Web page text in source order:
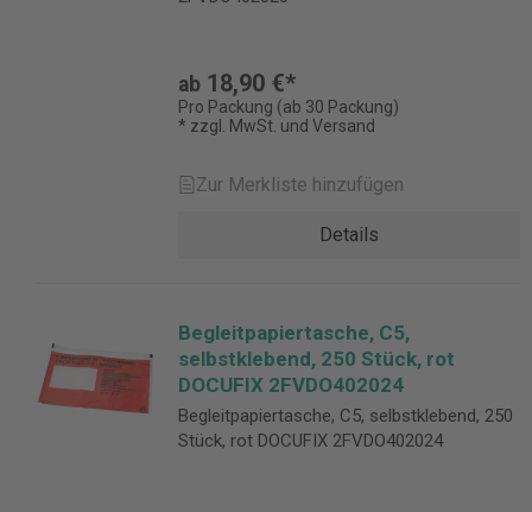
ab 18,90 €*
Pro Packung (ab 30 Packung)
* zzgl. MwSt. und Versand
Zur Merkliste hinzufügen
Details
Begleitpapiertasche, C5,
selbstklebend, 250 Stück, rot
DOCUFIX 2FVDO402024
Begleitpapiertasche, C5, selbstklebend, 250
Stück, rot DOCUFIX 2FVDO402024